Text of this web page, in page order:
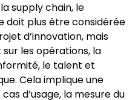
supply chain, le
doit plus être considérée
d’innovation, mais
les opérations, la
le talent et
Cela implique une
d’usage, la mesure du